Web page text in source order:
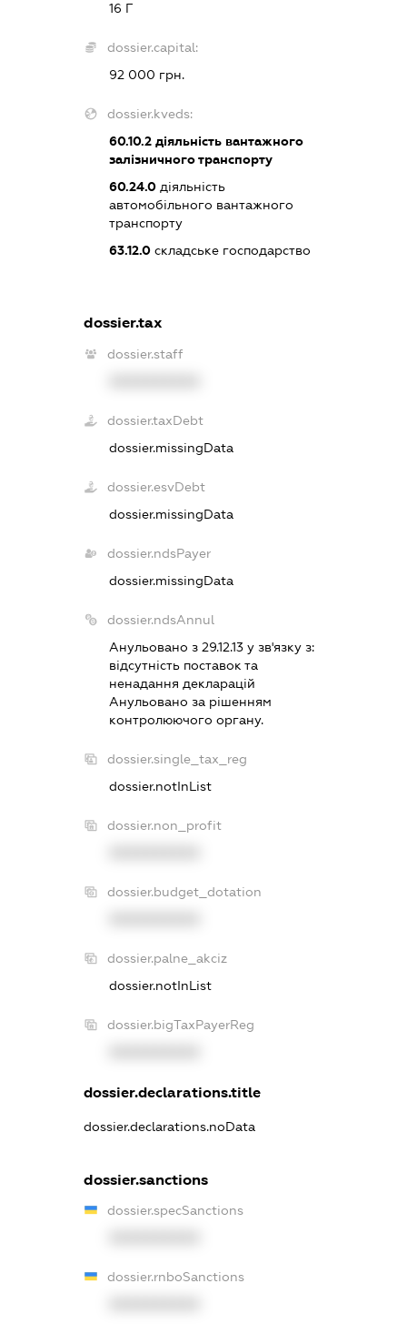
16 Г
dossier.capital:
92 000 грн.
dossier.kveds:
60.10.2 діяльність вантажного
залізничного транспорту
60.24.0 діяльність
автомобільного вантажного
транспорту
63.12.0 складське господарство
dossier.tax
dossier.staff
dossier.taxDebt
dossier.missingData
dossier.esvDebt
dossier.missingData
dossier.ndsPayer
dossier.missingData
dossier.ndsAnnul
Анульовано з 29.12.13 у зв'язку з:
вiдсутнiсть поставок та
ненадання декларацiй
Анульовано за рiшенням
контролюючого органу.
dossier.single_tax_reg
dossier.notInList
dossier.non_profit
dossier.budget_dotation
dossier.palne_akciz
dossier.notInList
dossier.bigTaxPayerReg
dossier.declarations.title
dossier.declarations.noData
dossier.sanctions
dossier.specSanctions
dossier.rnboSanctions